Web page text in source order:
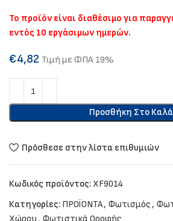
Το προϊόν είναι διαθέσιμο για
εντός 10 εργάσιμων ημερών.
€4,82 Τιμή με ΦΠΑ 19%
Προσθήκη Στο
Πρόσθεσε στην λίστα επιθυμιών
Κωδικός προϊόντος: XF9014
Κατηγορίες: ΠΡΟΪΟΝΤΑ, Φωτισμός,